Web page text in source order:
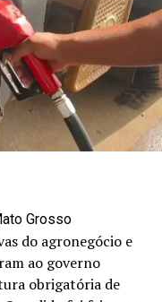
Grosso
do agronegócio e
ao governo
obrigatória de